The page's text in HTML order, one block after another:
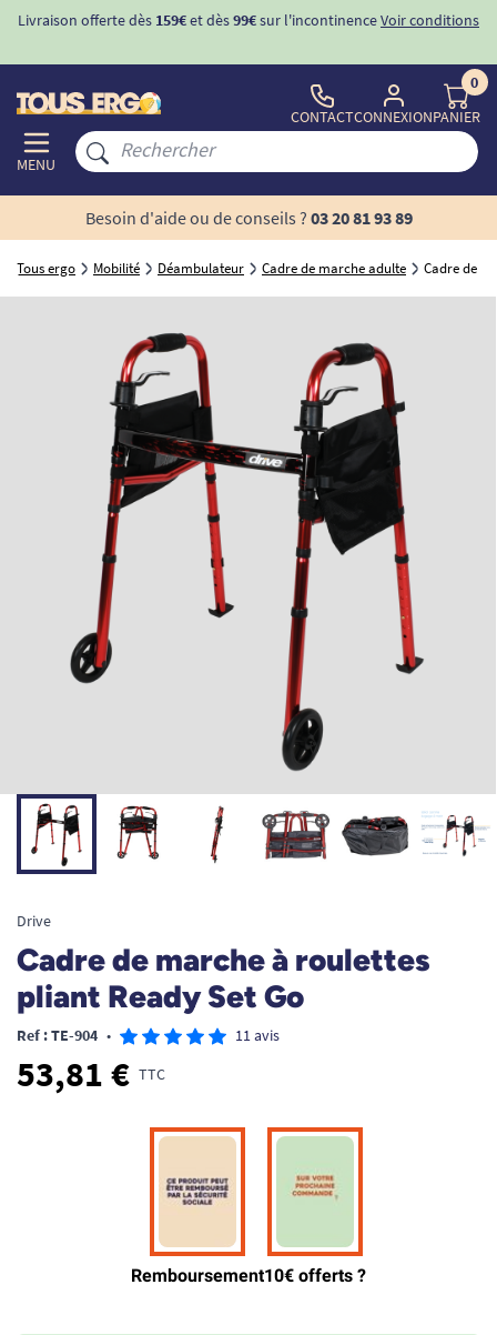
Livraison offerte dès 159€et dès99€sur l'incontinenceVoir conditions
MENU
CONTACTCONNEXION
0
PANIER
Besoin d'aide ou de conseils ? 03 20 81 93 89
Tous ergo Mobilité Déambulateur Cadre de marche adulte Cadre de
Drive
Cadre de marche à roulettes
pliant Ready Set Go
Ref : TE-904 • 11 avis
53,81 € TTC